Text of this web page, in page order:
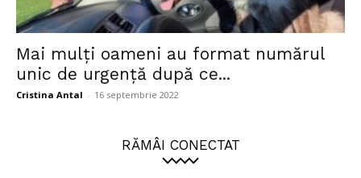
Mai mulți oameni au format numărul
unic de urgență după ce...
Cristina Antal - 16 septembrie 2022
RĂMÂI CONECTAT